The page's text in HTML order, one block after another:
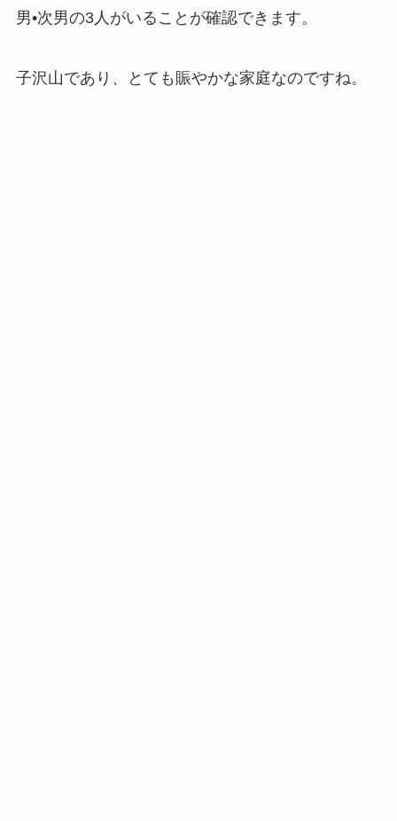
男•次男の3人がいることが確認できます。
子沢山であり、とても賑やかな家庭なのですね。